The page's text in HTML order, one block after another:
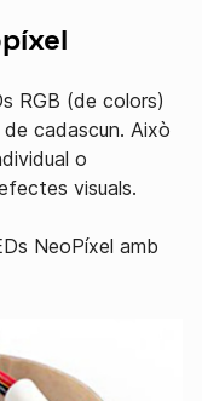
RGB (de colors)
cadascun. Això
o
visuals.
NeoPíxel amb